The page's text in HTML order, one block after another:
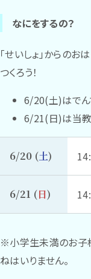
なにをするの？
「せいしょ」からのお
つくろう！
6/20(土)はでん
6/21(日)は当教
6/20 (土)
6/21 (日)
※小学生未満のお子
ねはいりません。